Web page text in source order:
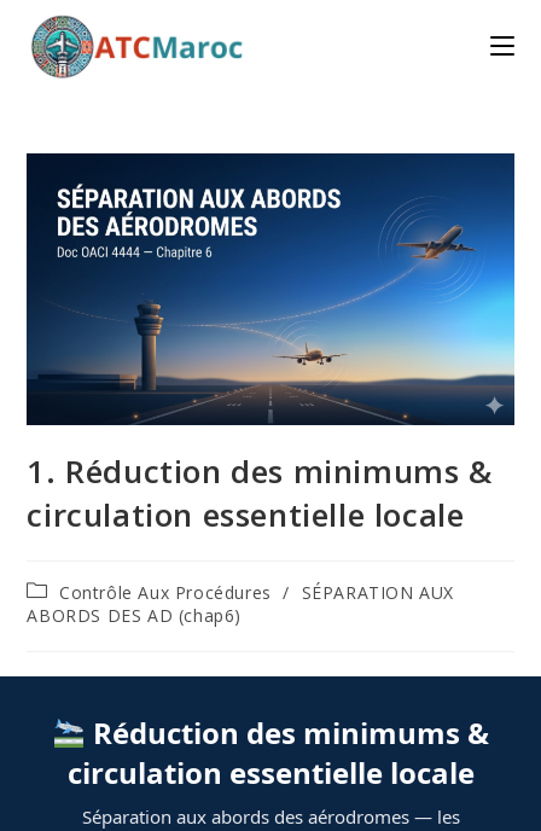
content
1. Réduction des minimums &
circulation essentielle locale
Post
category:
Contrôle Aux Procédures / SÉPARATION AUX
ABORDS DES AD (chap6)
Réduction des minimums &
circulation essentielle locale
Séparation aux abords des aérodromes — les